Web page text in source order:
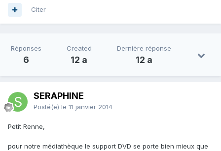
Citer
Réponses
6
Created
12 a
Dernière réponse
12 a
SERAPHINE
Posté(e) le 11 janvier 2014
Petit Renne,
pour notre médiathèque le support DVD se porte bien mieux que